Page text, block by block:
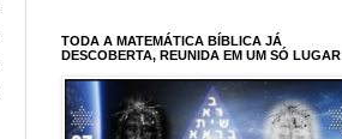
TODA A MATEMÁTICA BÍBLICA JÁ
DESCOBERTA, REUNIDA EM UM SÓ LUGAR